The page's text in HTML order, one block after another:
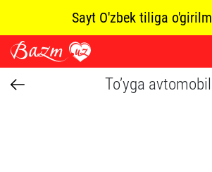
Sayt O'zbek tiliga
To’yga avtomobil